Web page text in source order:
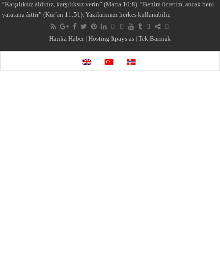
“Karşılıksız aldınız, karşılıksız verin” (Matta 10:8). “Benim ücretim, ancak beni
yaratana âittir” (Kur’an 11:51). Yazılarımızı herkes kullanabilir.
Harika Haber| Hosting Itpays as | Tek Barınak